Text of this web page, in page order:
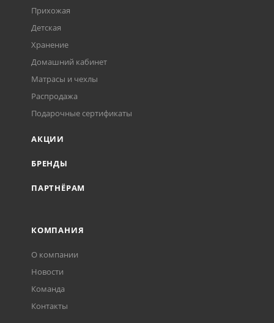
Прихожая
Детская
Хранение
Домашний кабинет
Матрасы и чехлы
Распродажа
Подарочные сертификаты
АКЦИИ
БРЕНДЫ
ПАРТНЁРАМ
КОМПАНИЯ
О компании
Новости
Команда
Контакты